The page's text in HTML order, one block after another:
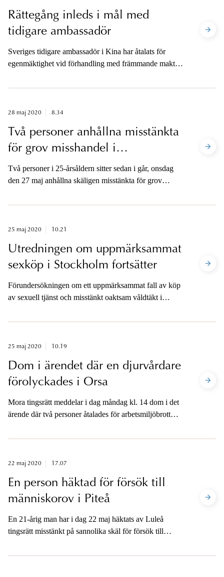
Rättegång inleds i mål med
tidigare ambassadör
Sveriges tidigare ambassadör i Kina har åtalats för
egenmäktighet vid förhandling med främmande makt.
Stockholms tingsrätt. Åklagaren kommer att vara
rättegångsdagen.
28 maj 2020 8.34
Två personer anhållna misstänkta
för grov misshandel i
Västernorrlands län
Två personer i 25-årsåldern sitter sedan i går, onsdag
den 27 maj anhållna skäligen misstänkta för grov
25 maj 2020 10.21
Utredningen om uppmärksammat
sexköp i Stockholm fortsätter
Förundersökningen om ett uppmärksammat fall av köp
av sexuell tjänst och misstänkt oaktsam våldtäkt i
överlämnats till Riksenheten mot internationell och
25 maj 2020 10.19
Dom i ärendet där en djurvårdare
förolyckades i Orsa
Mora tingsrätt meddelar i dag måndag kl. 14 dom i det
ärende där två personer åtalades för arbetsmiljöbrott
för arbetsmiljöbrott innefattande framkallande av fara
eftermiddag.
22 maj 2020 17.07
En person häktad för försök till
människorov i Piteå
En 21-årig man har i dag 22 maj häktats av Luleå
tingsrätt misstänkt på sannolika skäl för försök till